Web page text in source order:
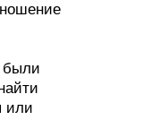
были
или